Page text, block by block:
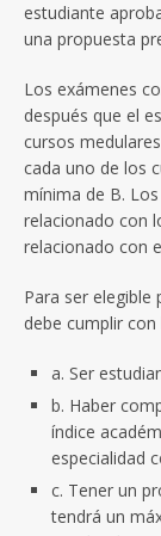
estudiante
una propuesta
Los exámenes
después que el
cursos
cada uno de los
mínima de B.
relacionado con
relacionado con
Para ser
debe cumplir
a. Ser
b. Haber
índice
especialidad
c. Tener un
tendrá un